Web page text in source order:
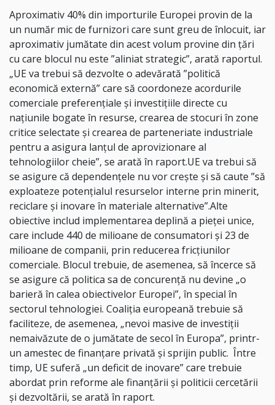
Aproximativ 40% din importurile Europei provin de la
un număr mic de furnizori care sunt greu de înlocuit, iar
aproximativ jumătate din acest volum provine din ţări
cu care blocul nu este ”aliniat strategic”, arată raportul.
„UE va trebui să dezvolte o adevărată ”politică
economică externă” care să coordoneze acordurile
comerciale preferenţiale şi investiţiile directe cu
naţiunile bogate în resurse, crearea de stocuri în zone
critice selectate şi crearea de parteneriate industriale
pentru a asigura lanţul de aprovizionare al
tehnologiilor cheie”, se arată în raport.UE va trebui să
se asigure că dependenţele nu vor creşte şi să caute ”să
exploateze potenţialul resurselor interne prin minerit,
reciclare şi inovare în materiale alternative”.Alte
obiective includ implementarea deplină a pieţei unice,
care include 440 de milioane de consumatori şi 23 de
milioane de companii, prin reducerea fricţiunilor
comerciale. Blocul trebuie, de asemenea, să încerce să
se asigure că politica sa de concurenţă nu devine „o
barieră în calea obiectivelor Europei”, în special în
sectorul tehnologiei. Coaliţia europeană trebuie să
faciliteze, de asemenea, „nevoi masive de investiţii
nemaivăzute de o jumătate de secol în Europa”, printr-
un amestec de finanţare privată şi sprijin public. Între
timp, UE suferă „un deficit de inovare” care trebuie
abordat prin reforme ale finanţării şi politicii cercetării
şi dezvoltării, se arată în raport.